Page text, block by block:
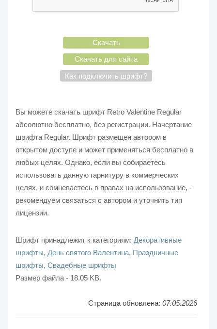
Скачать
Скачать для сайта
Как подключить шрифт?
Вы можете скачать шрифт Retro Valentine Regular
абсолютно бесплатно, без регистрации. Начертание
шрифта Regular. Шрифт размещен автором в
открытом доступе и может применяться бесплатно в
любых целях. Однако, если вы собираетесь
использовать данную гарнитуру в коммерческих
целях, и сомневаетесь в правах на использование, -
рекомендуем связаться с автором и уточнить тип
лицензии.
Шрифт принадлежит к категориям: Декоративные
шрифты, День святого Валентина, Праздничные
шрифты, Свадебные шрифты
Размер файла - 18.05 KB.
Страница обновлена: 07.05.2026